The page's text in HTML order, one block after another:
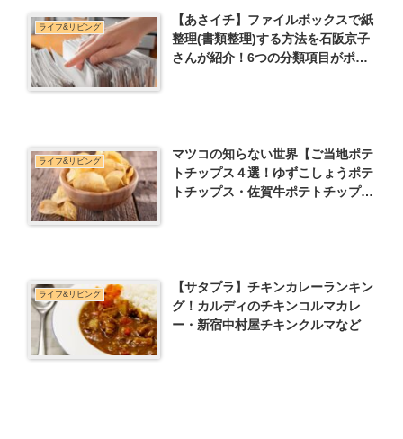
ライフ&リビング
【あさイチ】ファイルボックスで紙
整理(書類整理)する方法を石阪京子
さんが紹介！6つの分類項目がポイ
ライフ&リビング
マツコの知らない世界【ご当地ポテ
トチップス４選！ゆずこしょうポテ
トチップス・佐賀牛ポテトチップス
ライフ&リビング
【サタプラ】チキンカレーランキン
グ！カルディのチキンコルマカレ
ー・新宿中村屋チキンクルマなど